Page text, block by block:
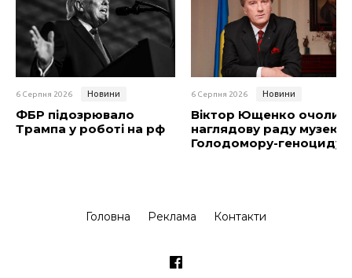
6 Серпня 2026 Новини
ФБР підозрювало
Трампа у роботі на рф
6 Серпня 2026 Новини
Віктор Ющенко очолив
наглядову раду музею
Голодомору-геноциду
Головна Реклама Контакти